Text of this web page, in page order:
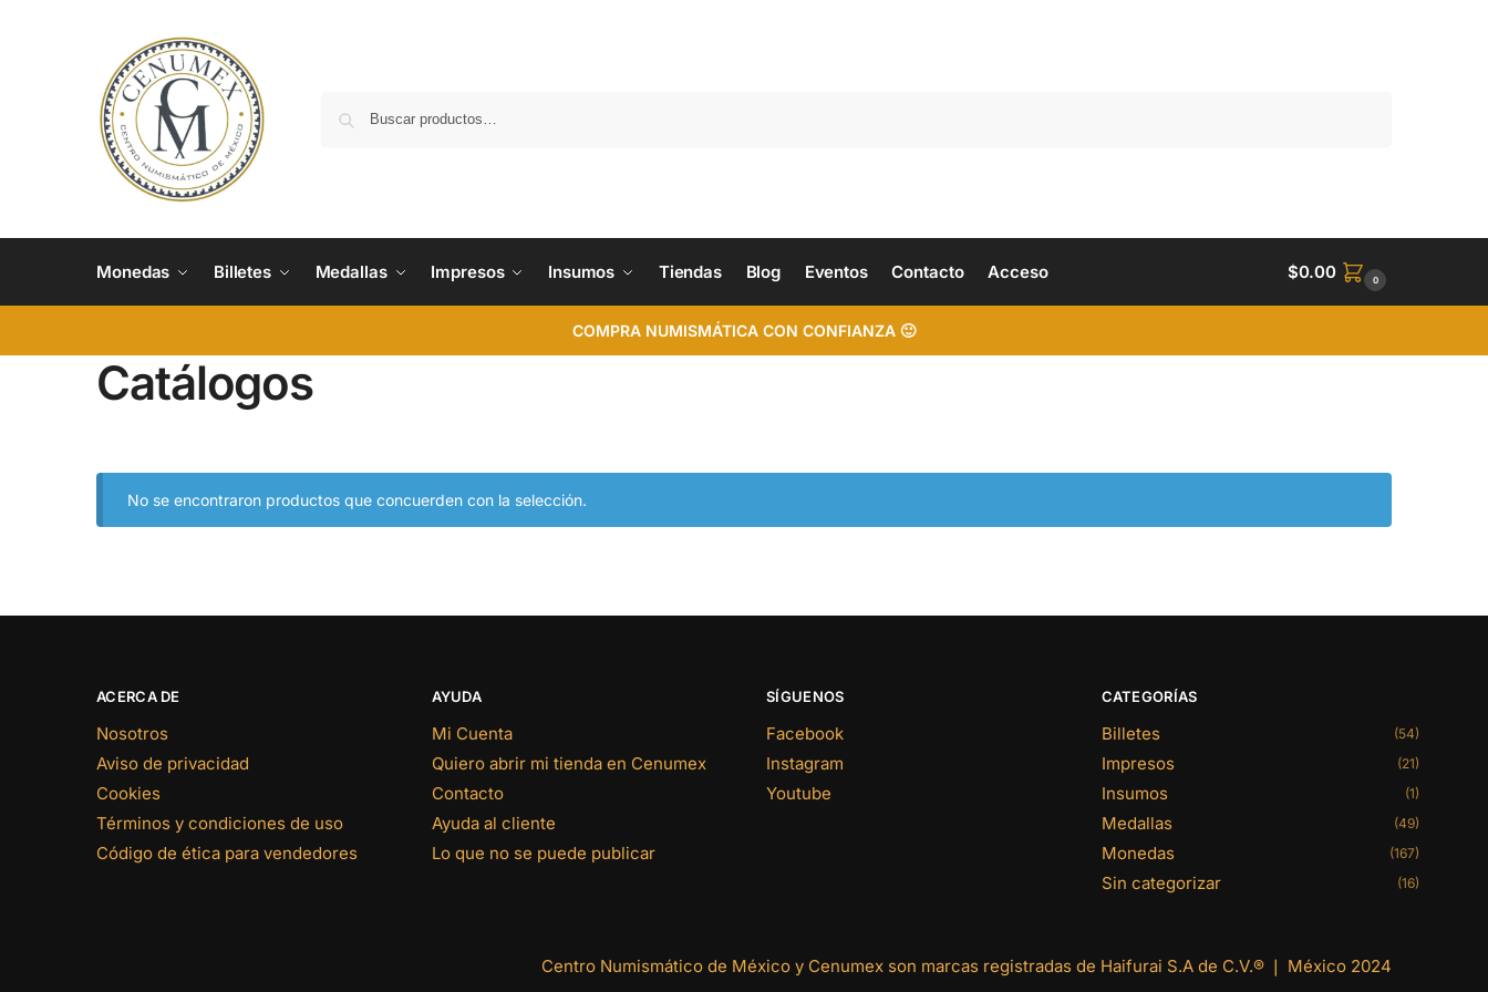
Monedas Billetes Medallas Impresos Insumos Tiendas Blog Eventos Contacto Acceso $0.00 0
COMPRA NUMISMÁTICA CON CONFIANZA 🙂
Catálogos
No se encontraron productos que concuerden con la selección.
ACERCA DE
Nosotros
Aviso de privacidad
Cookies
Términos y condiciones de uso
Código de ética para vendedores
AYUDA
Mi Cuenta
Quiero abrir mi tienda en Cenumex
Contacto
Ayuda al cliente
Lo que no se puede publicar
SÍGUENOS
Facebook
Instagram
Youtube
CATEGORÍAS
Billetes (54)
Impresos (21)
Insumos (1)
Medallas (49)
Monedas (167)
Sin categorizar (16)
Centro Numismático de México y Cenumex son marcas registradas de Haifurai S.A de C.V.® ❘ México 2024